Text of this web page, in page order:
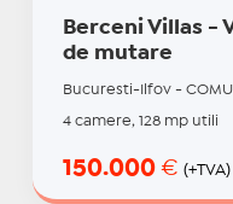
Berceni Villas -
de mutare
Bucuresti-Ilfov -
4 camere, 128 mp utili
150.000 € (+TVA)